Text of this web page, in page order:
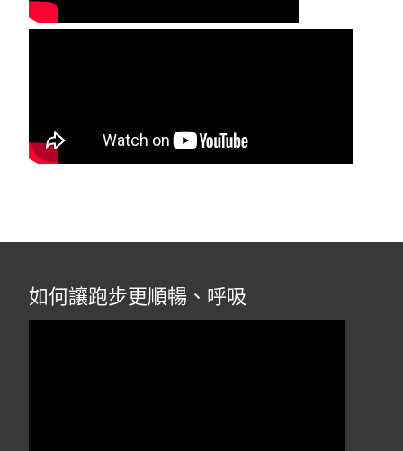
如何讓跑步更順暢、呼吸